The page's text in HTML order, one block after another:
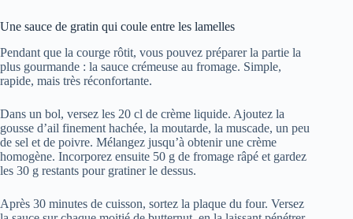
Une sauce de gratin qui coule entre les lamelles
Pendant que la courge rôtit, vous pouvez préparer la partie la
plus gourmande : la sauce crémeuse au fromage. Simple,
rapide, mais très réconfortante.
Dans un bol, versez les 20 cl de crème liquide. Ajoutez la
gousse d’ail finement hachée, la moutarde, la muscade, un peu
de sel et de poivre. Mélangez jusqu’à obtenir une crème
homogène. Incorporez ensuite 50 g de fromage râpé et gardez
les 30 g restants pour gratiner le dessus.
Après 30 minutes de cuisson, sortez la plaque du four. Versez